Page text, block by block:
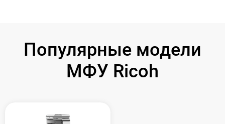
Популярные модели
МФУ Ricoh